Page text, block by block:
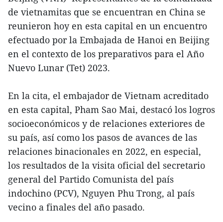
de vietnamitas que se encuentran en China se
reunieron hoy en esta capital en un encuentro
efectuado por la Embajada de Hanoi en Beijing
en el contexto de los preparativos para el Año
Nuevo Lunar (Tet) 2023.
En la cita, el embajador de Vietnam acreditado
en esta capital, Pham Sao Mai, destacó los logros
socioeconómicos y de relaciones exteriores de
su país, así como los pasos de avances de las
relaciones binacionales en 2022, en especial,
los resultados de la visita oficial del secretario
general del Partido Comunista del país
indochino (PCV), Nguyen Phu Trong, al país
vecino a finales del año pasado.